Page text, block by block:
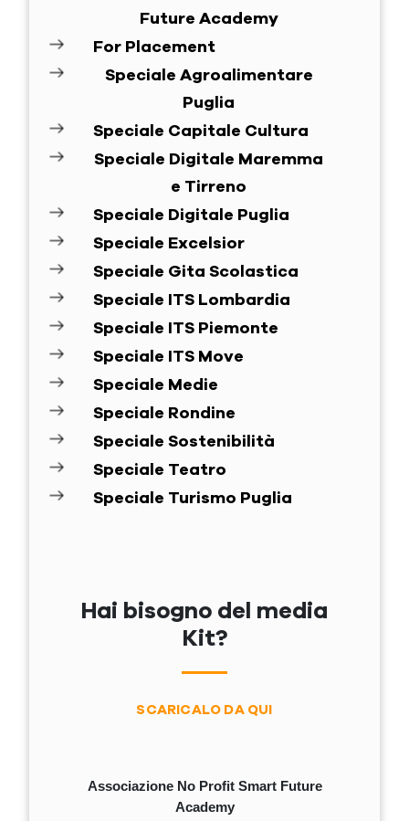
Future Academy
For Placement
Speciale Agroalimentare
Puglia
Speciale Capitale Cultura
Speciale Digitale Maremma
e Tirreno
Speciale Digitale Puglia
Speciale Excelsior
Speciale Gita Scolastica
Speciale ITS Lombardia
Speciale ITS Piemonte
Speciale ITS Move
Speciale Medie
Speciale Rondine
Speciale Sostenibilità
Speciale Teatro
Speciale Turismo Puglia
Hai bisogno del media
Kit?
SCARICALO DA QUI
Associazione No Profit Smart Future
Academy